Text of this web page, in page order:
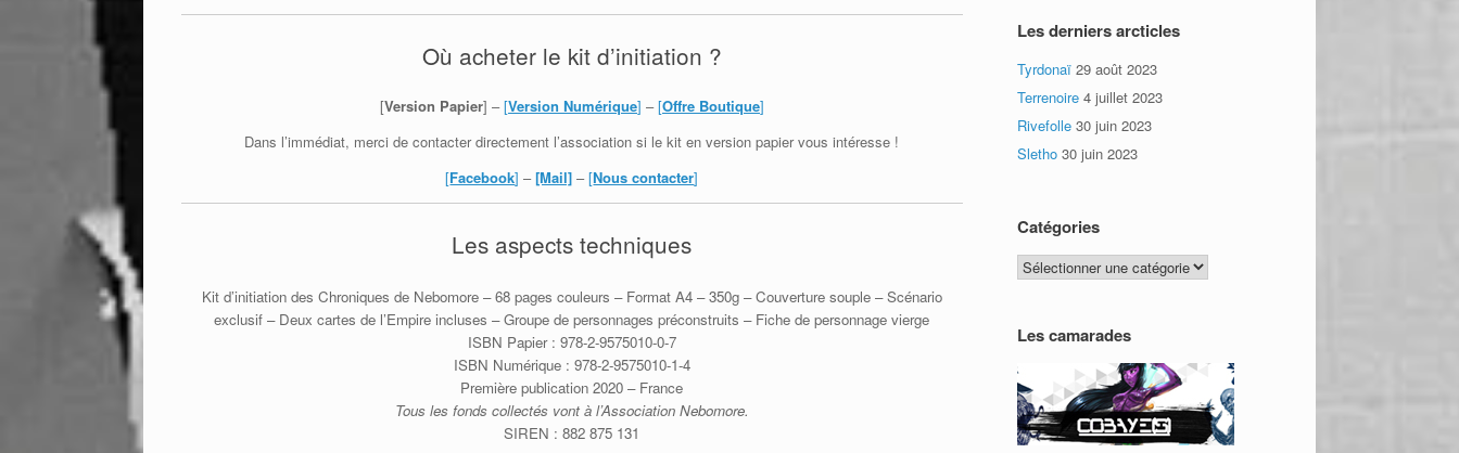
Où acheter le kit d’initiation ?
[Version Papier] –[Version Numérique] –[Offre Boutique]
Dans l’immédiat, merci de contacter directement l’association si le kit en version papier vous intéresse !
[Facebook] –[Mail] –[Nous contacter]
Les aspects techniques
Kit d’initiation des Chroniques de Nebomore – 68 pages couleurs – Format A4 – 350g – Couverture souple – Scénario
exclusif – Deux cartes de l’Empire incluses – Groupe de personnages préconstruits – Fiche de personnage vierge
ISBN Papier : 978-2-9575010-0-7
ISBN Numérique : 978-2-9575010-1-4
Première publication 2020 – France
Tous les fonds collectés vont à l’Association Nebomore.
SIREN : 882 875 131
Les derniers arcticles
Tyrdonaï 29 août 2023
Terrenoire 4 juillet 2023
Rivefolle 30 juin 2023
Sletho 30 juin 2023
Catégories
Catégories
Les camarades